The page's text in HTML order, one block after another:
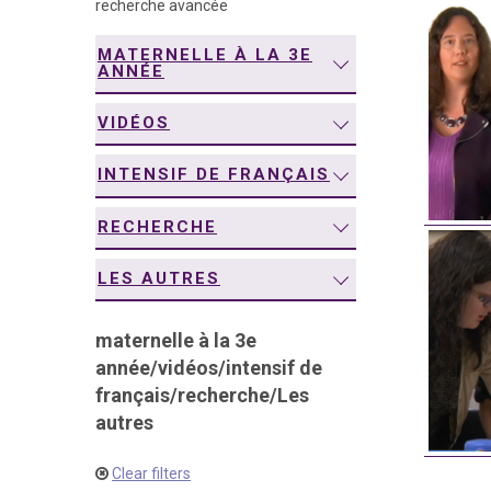
recherche avancée
MATERNELLE À LA 3E
ANNÉE
VIDÉOS
INTENSIF DE FRANÇAIS
RECHERCHE
LES AUTRES
maternelle à la 3e
année/vidéos/intensif de
français/recherche/Les
autres
Clear filters